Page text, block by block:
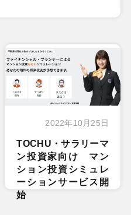
2022年10月25日
TOCHU・サラリーマ
ン投資家向け マン
ション投資シミュレ
ーションサービス開
始